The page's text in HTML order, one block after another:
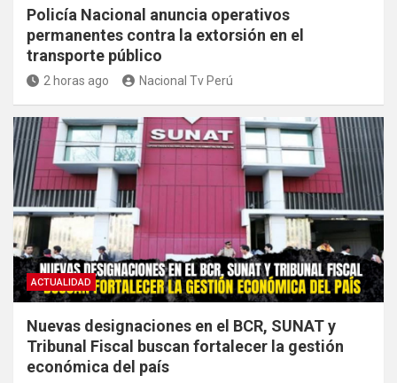
Policía Nacional anuncia operativos
permanentes contra la extorsión en el
transporte público
2 horas ago Nacional Tv Perú
ACTUALIDAD
Nuevas designaciones en el BCR, SUNAT y
Tribunal Fiscal buscan fortalecer la gestión
económica del país